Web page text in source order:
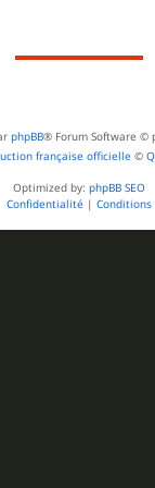
phpBB® Forum Software ©
française officielle ©
Optimized by: phpBB SEO
Confidentialité | Conditions